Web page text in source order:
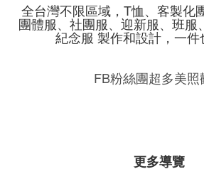
全台灣不限區域，T恤、客製化
團體服、社團服、迎新服、班服
紀念服 製作和設計，一件
FB粉絲團超多美照
更多導覽